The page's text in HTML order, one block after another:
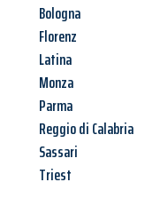
Bologna
Florenz
Latina
Monza
Parma
Reggio di Calabria
Sassari
Triest